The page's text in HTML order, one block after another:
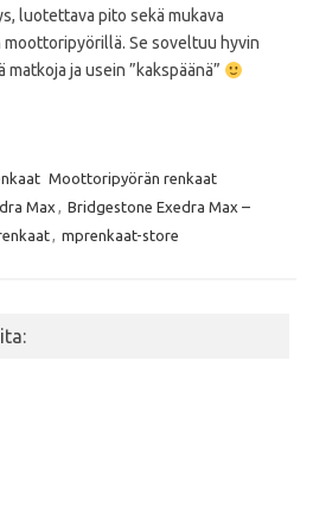
luotettava pito sekä mukava
Se soveltuu hyvin
ja usein ”kakspäänä”
Moottoripyörän renkaat
Max , Bridgestone Exedra Max –
, mprenkaat-store